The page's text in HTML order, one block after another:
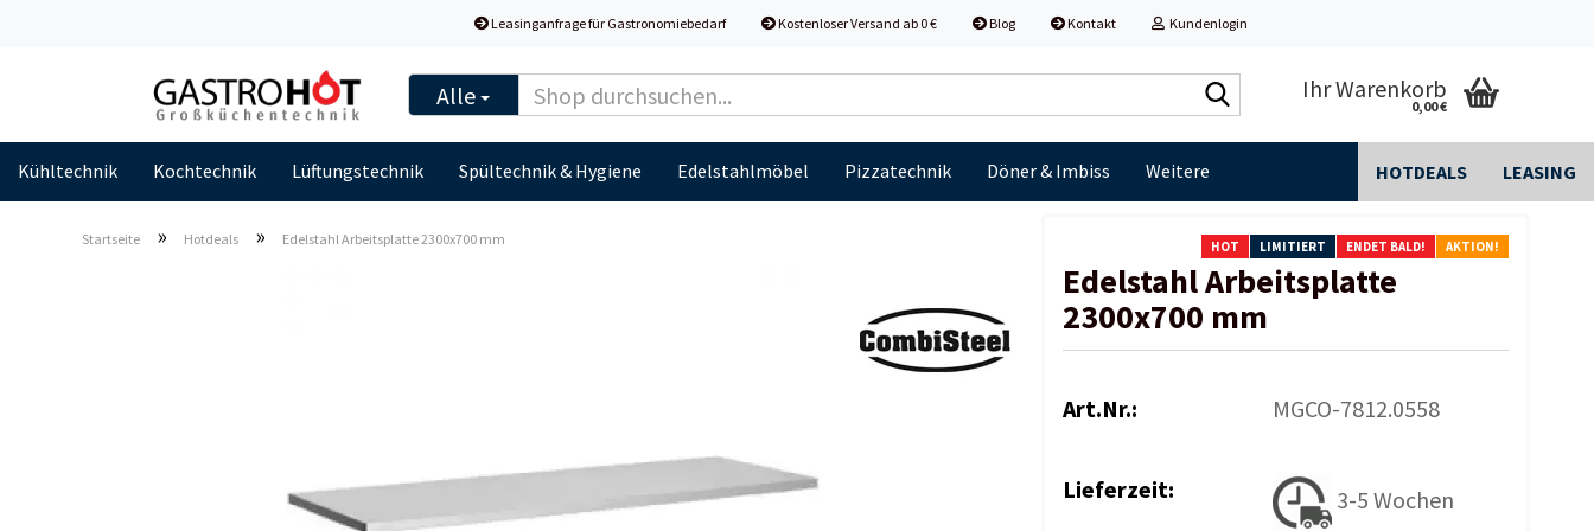
Leasinganfrage für Gastronomiebedarf Kostenloser Versand ab 0 € Blog Kontakt Kundenlogin
Alle
durchsuchen...
Ihr Warenkorb
0,00 €
Kühltechnik Kochtechnik Lüftungstechnik Spültechnik & Hygiene Edelstahlmöbel Pizzatechnik Döner & Imbiss HOTDEALS LEASING
Weitere
Startseite » Hotdeals » Edelstahl Arbeitsplatte 2300x700 mm HOT LIMITIERT ENDET BALD! AKTION!
Edelstahl Arbeitsplatte
2300x700 mm
Art.Nr.: MGCO-7812.0558
Lieferzeit: 3-5 Wochen